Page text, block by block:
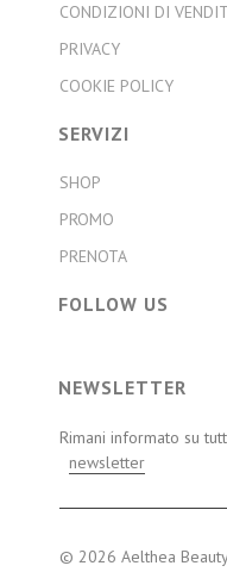
CONDIZIONI DI
PRIVACY
COOKIE POLICY
SERVIZI
SHOP
PROMO
PRENOTA
FOLLOW US
NEWSLETTER
Rimani informato su
newsletter
© 2026 Aelthea